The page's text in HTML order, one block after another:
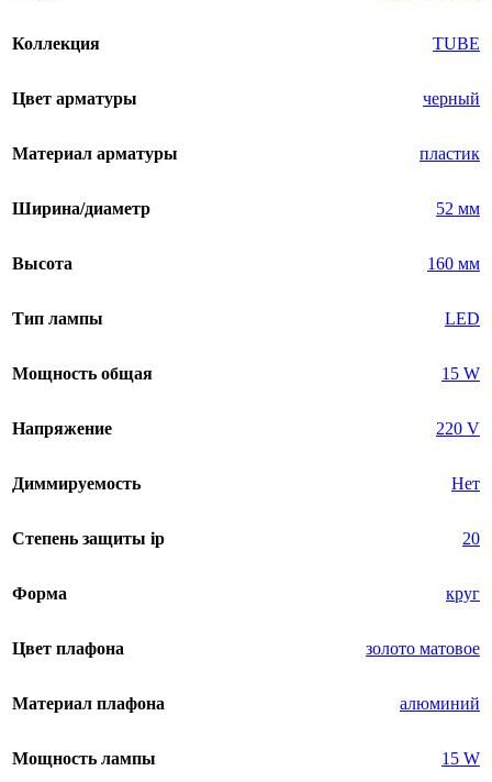
Коллекция TUBE
Цвет арматуры черный
Материал арматуры пластик
Ширина/диаметр 52 мм
Высота 160 мм
Тип лампы LED
Мощность общая 15 W
Напряжение 220 V
Диммируемость Нет
Степень защиты ip 20
Форма круг
Цвет плафона золото матовое
Материал плафона алюминий
Мощность лампы 15 W